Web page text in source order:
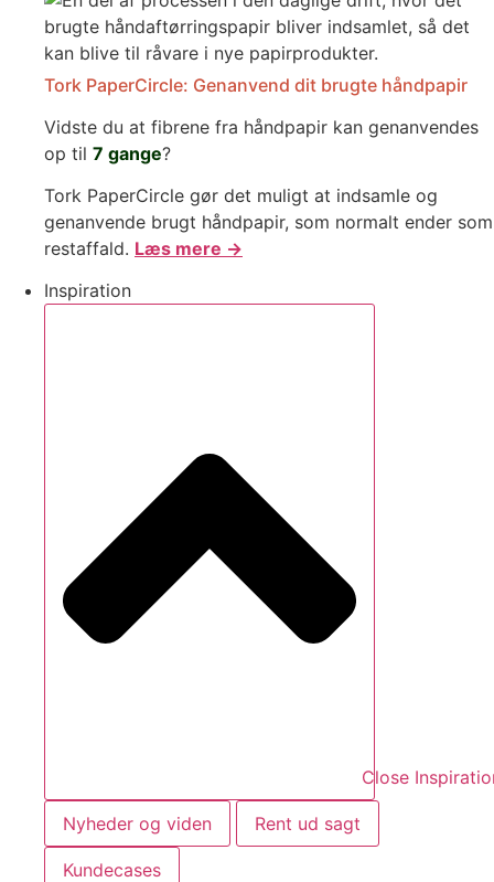
Tork PaperCircle: Genanvend dit brugte håndpapir
Vidste du at fibrene fra håndpapir kan genanvendes
op til 7 gange?
Tork PaperCircle gør det muligt at indsamle og
genanvende brugt håndpapir, som normalt ender som
restaffald. Læs mere →
Inspiration
Close
Nyheder og viden Rent ud sagt
Kundecases